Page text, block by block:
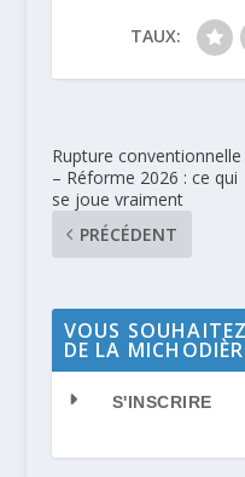
TAUX:
Rupture conventionnelle
– Réforme 2026 : ce qui
se joue vraiment
PRÉCÉDENT
VOUS
DE LA
S'INSCRIRE